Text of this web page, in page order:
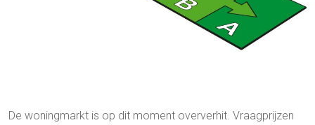
De woningmarkt is op dit moment oververhit. Vraagprijzen